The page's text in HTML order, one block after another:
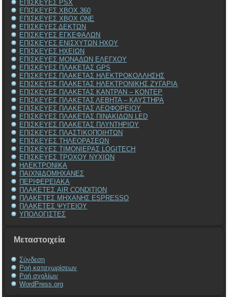
ΕΠΙΣΚΕΥΕΣ PSX
ΕΠΙΣΚΕΥΕΣ XBOX 360
ΕΠΙΣΚΕΥΕΣ XBOX ONE
ΕΠΙΣΚΕΥΕΣ ΔΕΚΤΩΝ
ΕΠΙΣΚΕΥΕΣ ΕΓΚΕΦΑΛΩΝ
ΕΠΙΣΚΕΥΕΣ ΕΝΙΣΧΥΤΩΝ ΗΧΟΥ
ΕΠΙΣΚΕΥΕΣ ΗΧΕΙΩΝ
ΕΠΙΣΚΕΥΕΣ ΜΟΝΑΔΩΝ ΕΛΕΓΧΟΥ
ΕΠΙΣΚΕΥΕΣ ΠΛΑΚΕΤΑΣ GPS
ΕΠΙΣΚΕΥΕΣ ΠΛΑΚΕΤΑΣ ΗΛΕΚΤΡΟΚΟΛΛΗΣΗΣ
ΕΠΙΣΚΕΥΕΣ ΠΛΑΚΕΤΑΣ ΗΛΕΚΤΡΟΝΙΚΗΣ ΖΥΓΑΡΙΑ
ΕΠΙΣΚΕΥΕΣ ΠΛΑΚΕΤΑΣ ΚΑΝΤΡΑΝ – ΚΟΝΤΕΡ
ΕΠΙΣΚΕΥΕΣ ΠΛΑΚΕΤΑΣ ΛΕΒΗΤΑ – ΚΑΥΣΤΗΡΑ
ΕΠΙΣΚΕΥΕΣ ΠΛΑΚΕΤΑΣ ΛΕΩΦΟΡΕΙΟΥ
ΕΠΙΣΚΕΥΕΣ ΠΛΑΚΕΤΑΣ ΠΙΝΑΚΙΔΩΝ LED
ΕΠΙΣΚΕΥΕΣ ΠΛΑΚΕΤΑΣ ΠΛΥΝΤΗΡΙΟΥ
ΕΠΙΣΚΕΥΕΣ ΠΛΑΣΤΙΚΟΠΟΙΗΤΩΝ
ΕΠΙΣΚΕΥΕΣ ΤΗΛΕΟΡΑΣΕΩΝ
ΕΠΙΣΚΕΥΕΣ ΤΙΜΟΝΙΕΡΑΣ LOGITECH
ΕΠΙΣΚΕΥΕΣ ΤΡΟΧΟΥ ΝΥΧΙΩΝ
ΗΛΕΚΤΡΟΝΙΚΑ
ΠΑΙΧΝΙΔΟΜΗΧΑΝΕΣ
ΠΕΡΙΦΕΡΕΙΑΚΑ
ΠΛΑΚΕΤΕΣ AIR CONDITION
ΠΛΑΚΕΤΕΣ ΜΗΧΑΝΗΣ ESPRESSO
ΠΛΑΚΕΤΕΣ ΨΥΓΕΙΟΥ
ΥΠΟΛΟΓΙΣΤΕΣ
Μεταστοιχεία
Σύνδεση
Ροή καταχωρίσεων
Ροή σχολίων
WordPress.org